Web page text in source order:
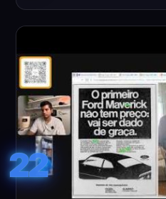
22